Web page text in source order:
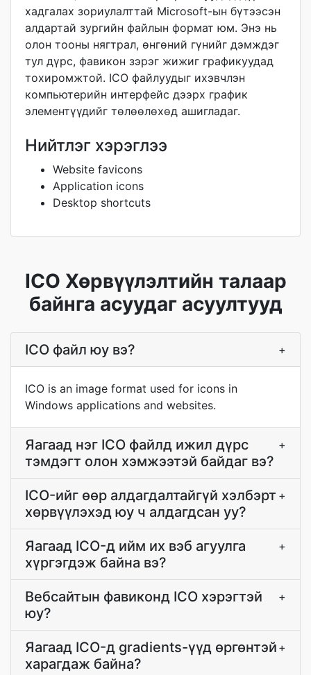
хадгалах зориулалттай Microsoft-ын бүтээсэн
алдартай зургийн файлын формат юм. Энэ нь
олон тооны нягтрал, өнгөний гүнийг дэмждэг
тул дүрс, фавикон зэрэг жижиг графикуудад
тохиромжтой. ICO файлуудыг ихэвчлэн
компьютерийн интерфейс дээрх график
элементүүдийг төлөөлөхөд ашигладаг.
Нийтлэг хэрэглээ
Website favicons
Application icons
Desktop shortcuts
ICO Хөрвүүлэлтийн талаар
байнга асуудаг асуултууд
ICO файл юу вэ? +
ICO is an image format used for icons in
Windows applications and websites.
Яагаад нэг ICO файлд ижил дүрс
тэмдэгт олон хэмжээтэй байдаг вэ?
+
ICO-ийг өөр алдагдалтайгүй хэлбэрт
хөрвүүлэхэд юу ч алдагдсан уу?
+
Яагаад ICO-д ийм их вэб агуулга
хүргэгдэж байна вэ?
+
Вебсайтын фавиконд ICO хэрэгтэй
юу?
+
Яагаад ICO-д gradients-үүд өргөнтэй
харагдаж байна?
+